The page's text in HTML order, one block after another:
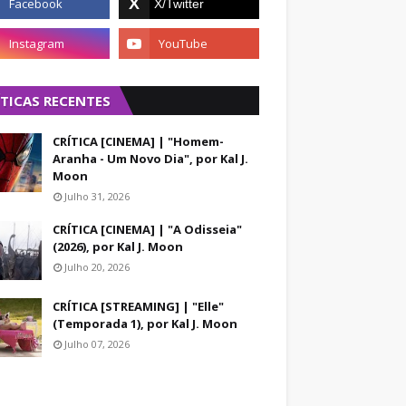
RECENTES
CRÍTICA [CINEMA] | "Homem-
Aranha - Um Novo Dia", por Kal J.
Moon
Julho 31, 2026
CRÍTICA [CINEMA] | "A Odisseia"
(2026), por Kal J. Moon
Julho 20, 2026
CRÍTICA [STREAMING] | "Elle"
(Temporada 1), por Kal J. Moon
Julho 07, 2026